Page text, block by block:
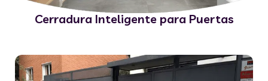
Cerradura Inteligente para Puertas